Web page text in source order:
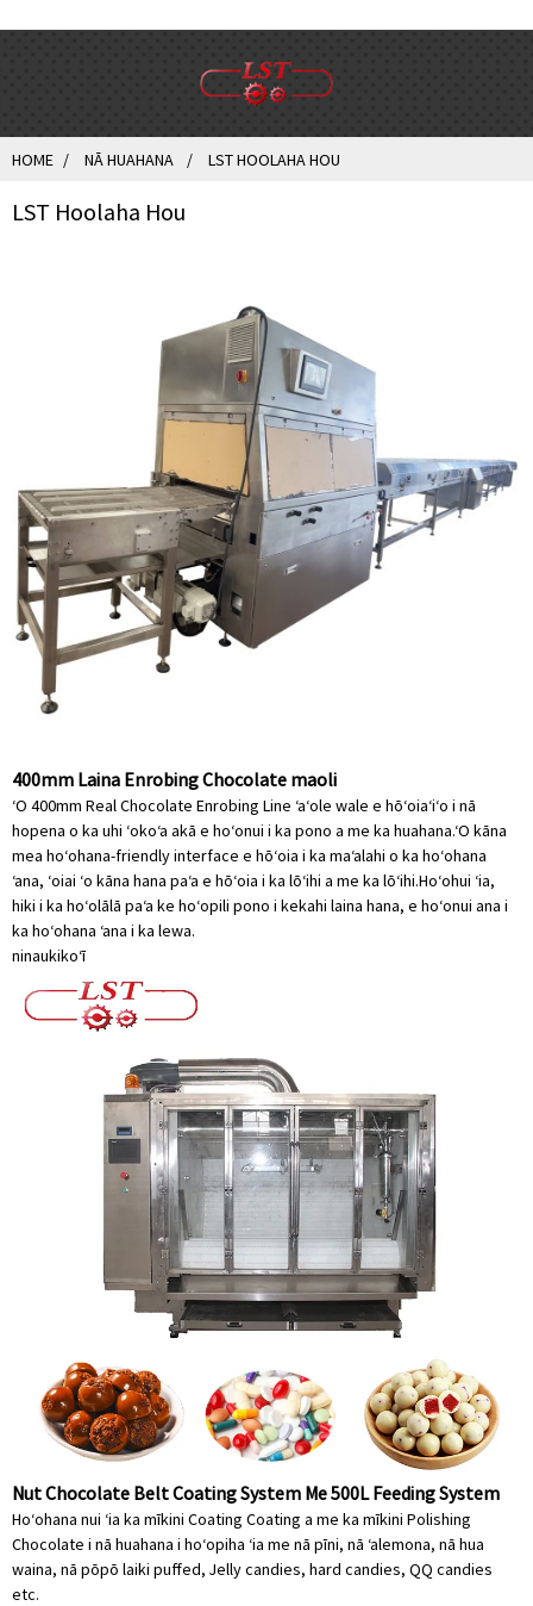
HOME NĀ HUAHANA LST HOOLAHA HOU
LST Hoolaha Hou
400mm Laina Enrobing Chocolate maoli
ʻO 400mm Real Chocolate Enrobing Line ʻaʻole wale e hōʻoiaʻiʻo i nā
hopena o ka uhi ʻokoʻa akā e hoʻonui i ka pono a me ka huahana.ʻO kāna
mea hoʻohana-friendly interface e hōʻoia i ka maʻalahi o ka hoʻohana
ʻana, ʻoiai ʻo kāna hana paʻa e hōʻoia i ka lōʻihi a me ka lōʻihi.Hoʻohui ʻia,
hiki i ka hoʻolālā paʻa ke hoʻopili pono i kekahi laina hana, e hoʻonui ana i
ka hoʻohana ʻana i ka lewa.
ninaukikoʻī
Nut Chocolate Belt Coating System Me 500L Feeding System
Hoʻohana nui ʻia ka mīkini Coating Coating a me ka mīkini Polishing
Chocolate i nā huahana i hoʻopiha ʻia me nā pīni, nā ʻalemona, nā hua
waina, nā pōpō laiki puffed, Jelly candies, hard candies, QQ candies
etc.